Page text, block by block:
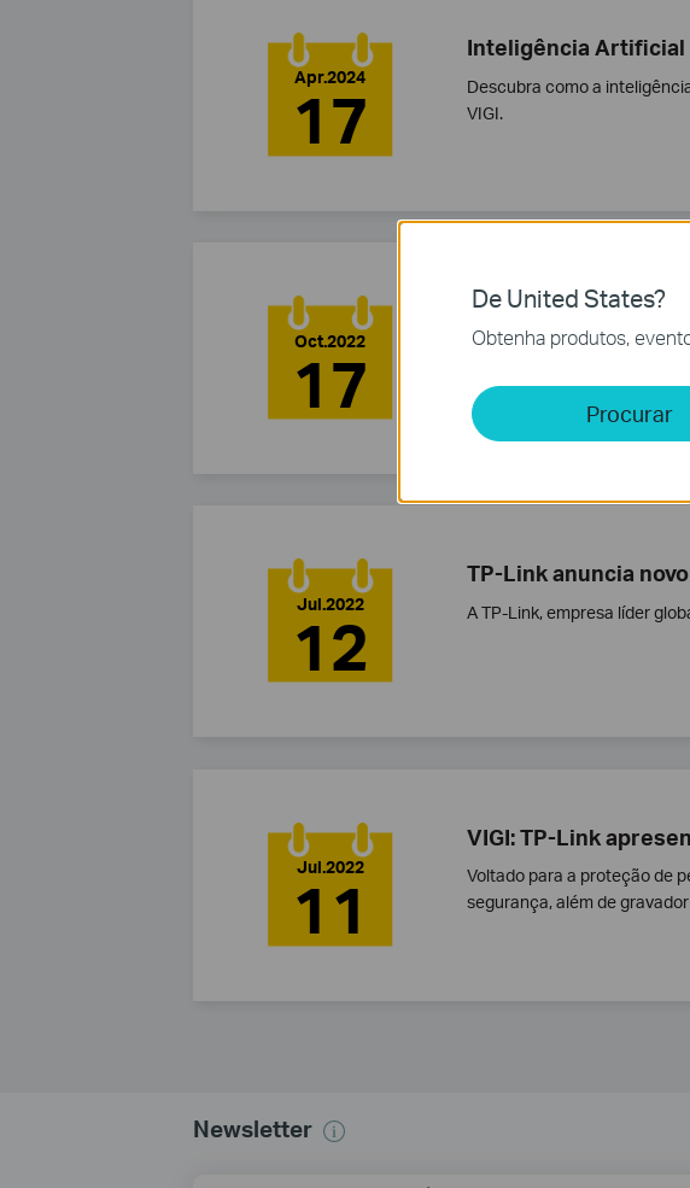
Apr.2024
17
Inteligência Artificial
Descubra como a
VIGI.
Oct.2022
17
TP-Link Brasil
A TP-Link, empresa líder
Jul.2022
12
TP-Link anuncia
A TP-Link, empresa líder
Jul.2022
11
VIGI: TP-Link
Voltado para a proteção de
segurança, além de
Newsletter
De United States?
Obtenha produtos,
Procurar